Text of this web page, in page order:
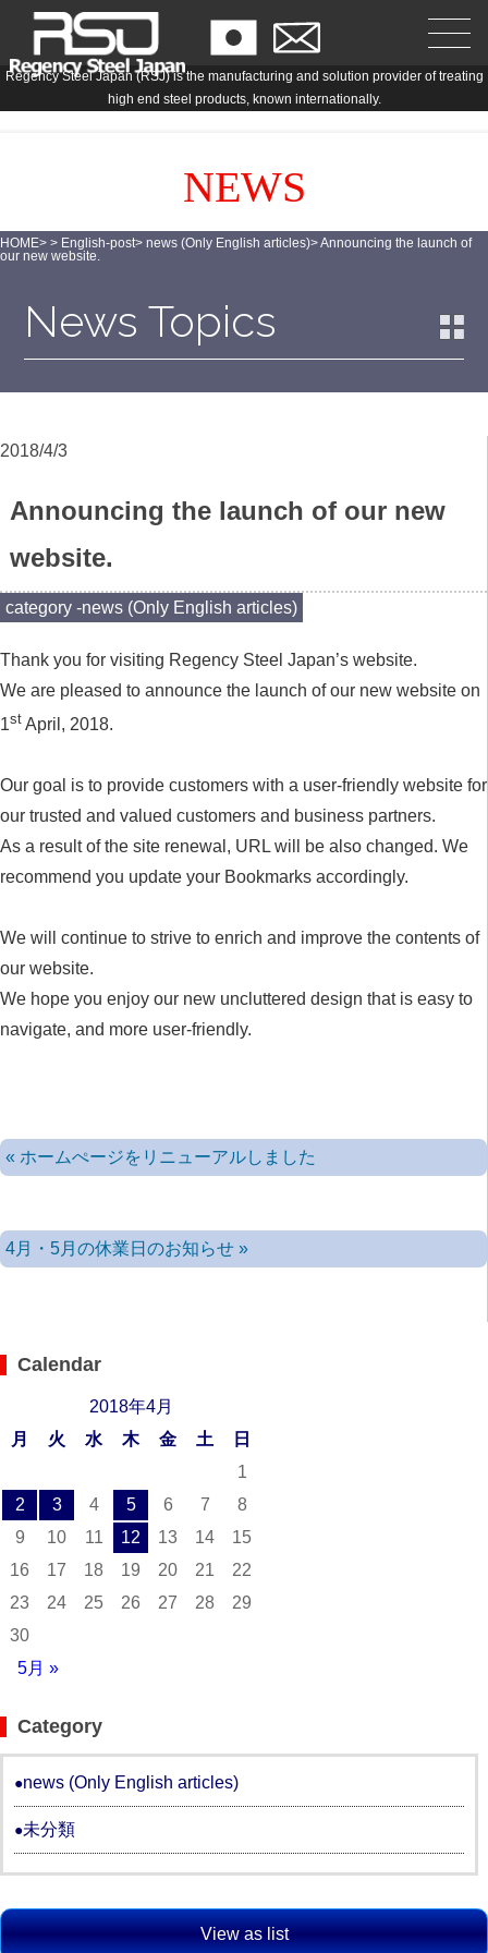
Regency Steel Japan (RSJ) is the manufacturing and solution provider of treating
high end steel products, known internationally.
NEWS
HOME> > English-post> news (Only English articles)>Announcing the launch of
our new website.
News Topics
2018/4/3
Announcing the launch of our new
website.
category -news (Only English articles)
Thank you for visiting Regency Steel Japan’s website.
We are pleased to announce the launch of our new website on
1st April, 2018.
Our goal is to provide customers with a user-friendly website for
our trusted and valued customers and business partners.
As a result of the site renewal, URL will be also changed. We
recommend you update your Bookmarks accordingly.
We will continue to strive to enrich and improve the contents of
our website.
We hope you enjoy our new uncluttered design that is easy to
navigate, and more user-friendly.
« ホームぺージをリニューアルしました
4月・5月の休業日のお知らせ »
Calendar
2018年4月
月
火 水 木 金 土
日
1
2
3 4 5 6 7
8
9
10 11 12 13 14
15
16
17 18 19 20 21
22
23
24 25 26 27 28
29
30
5月 »
Category
news (Only English articles)
未分類
View as list